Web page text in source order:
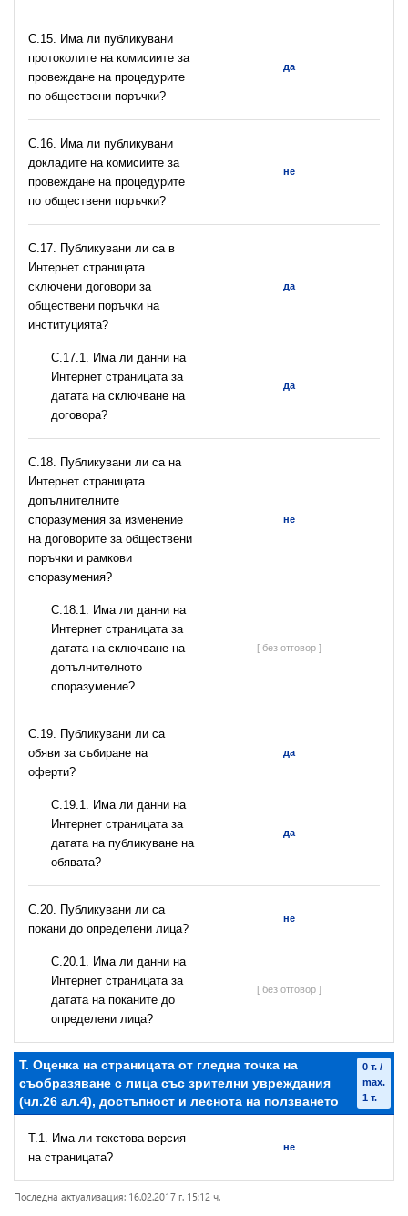
С.15. Има ли публикувани
протоколите на комисиите за
провеждане на процедурите
по обществени поръчки?
да
С.16. Има ли публикувани
докладите на комисиите за
провеждане на процедурите
по обществени поръчки?
не
С.17. Публикувани ли са в
Интернет страницата
сключени договори за
обществени поръчки на
институцията?
да
С.17.1. Има ли данни на
Интернет страницата за
датата на сключване на
договора?
да
С.18. Публикувани ли са на
Интернет страницата
допълнителните
споразумения за изменение
на договорите за обществени
поръчки и рамкови
споразумения?
не
С.18.1. Има ли данни на
Интернет страницата за
датата на сключване на
допълнителното
споразумение?
[ без отговор ]
С.19. Публикувани ли са
обяви за събиране на
оферти?
да
С.19.1. Има ли данни на
Интернет страницата за
датата на публикуване на
обявата?
да
С.20. Публикувани ли са
покани до определени лица?
не
С.20.1. Има ли данни на
Интернет страницата за
датата на поканите до
определени лица?
[ без отговор ]
T. Оценка на страницата от гледна точка на
съобразяване с лица със зрителни увреждания
(чл.26 ал.4), достъпност и леснота на ползването
0 т. /
max.
1 т.
T.1. Има ли текстова версия
на страницата?
не
Последна актуализация: 16.02.2017 г. 15:12 ч.